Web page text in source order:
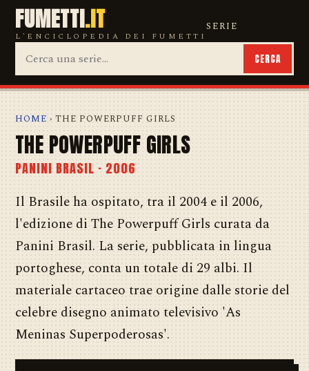
FUMETTI.IT
L'ENCICLOPEDIA DEI FUMETTI
SERIE
CERCA
HOME › THE POWERPUFF GIRLS
THE POWERPUFF GIRLS
PANINI BRASIL · 2006
Il Brasile ha ospitato, tra il 2004 e il 2006,
l'edizione di The Powerpuff Girls curata da
Panini Brasil. La serie, pubblicata in lingua
portoghese, conta un totale di 29 albi. Il
materiale cartaceo trae origine dalle storie del
celebre disegno animato televisivo 'As
Meninas Superpoderosas'.